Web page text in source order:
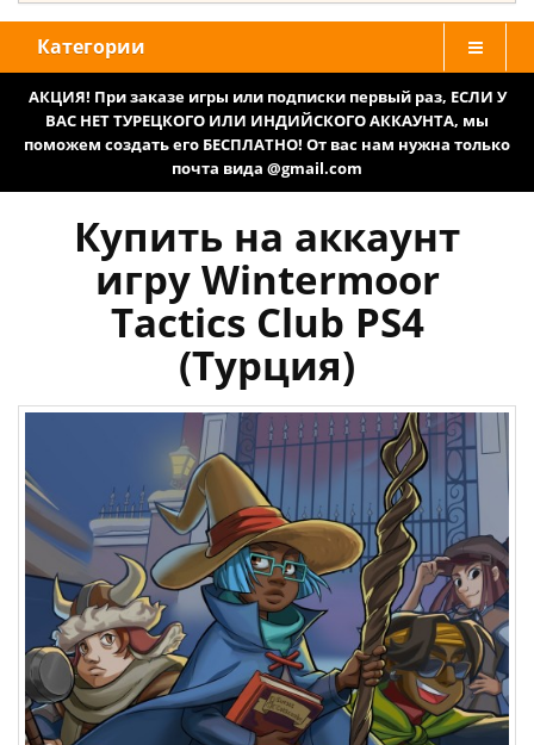
Категории
АКЦИЯ! При заказе игры или подписки первый раз, ЕСЛИ У
ВАС НЕТ ТУРЕЦКОГО ИЛИ ИНДИЙСКОГО АККАУНТА, мы
поможем создать его БЕСПЛАТНО! От вас нам нужна только
почта вида @gmail.com
Купить на аккаунт
игру Wintermoor
Tactics Club PS4
(Турция)